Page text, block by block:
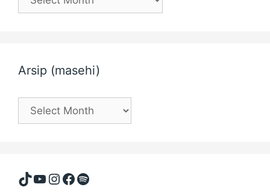
(Hijriyah)
Arsip (masehi)
Arsip
(masehi)
TikTok
YouTube
Instagram
Facebook
Spotify